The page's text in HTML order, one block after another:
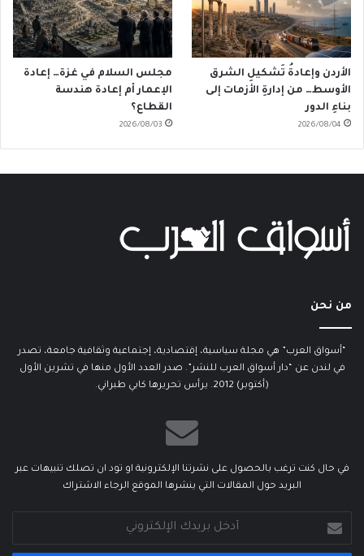
الأردن وإعادةُ تَشكيلِ الشرق
الأوسط… من إدارةِ الأزمات إلى
بناءِ الدور
2026/08/04
مجلس السلام في غزة… إعادة
الإعمار أم إعادة هندسة
القطاع؟
2026/08/03
من نحن
“أسواق العرب” هي مجلة سياسية، إقتصادية، إجتماعية وثقافية جامعة، تصدر
في لندن عن “دار أسواق العرب للنشر”. صدر العدد الأول منها في تشرين الأول
(أكتوبر) 2012. يرأس تحريرها كابي طبراني.
في حال كنت ترغب بالحصول على نشرتنا الإلكترونية او تود ان تصلك تنبيهات عبر
البريد حول المقالات التي ينشرها الموقع الرجاء الاشتراك
بريدك
الإلكتروني